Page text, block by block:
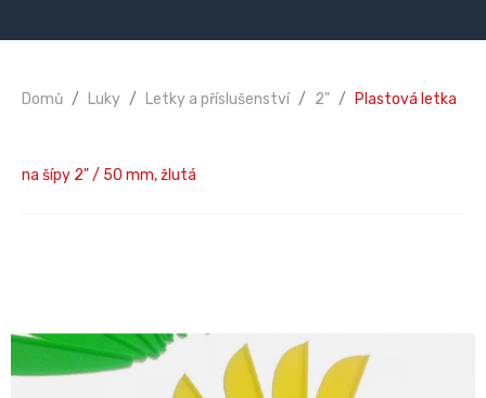
Domů Luky Letky a příslušenství 2" Plastová letka
na šípy 2" / 50 mm, žlutá